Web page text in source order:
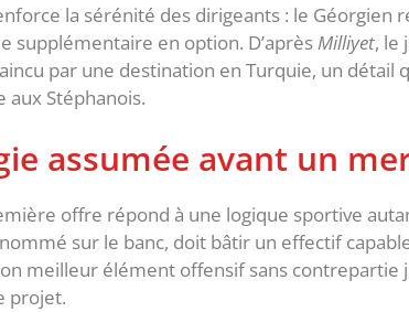
la sérénité des dirigeants : le Géorgien
supplémentaire en option. D’après Milliyet, le
par une destination en Turquie, un détail
Stéphanois.
assumée avant un
offre répond à une logique sportive
sur le banc, doit bâtir un effectif
meilleur élément offensif sans contrepartie
projet.